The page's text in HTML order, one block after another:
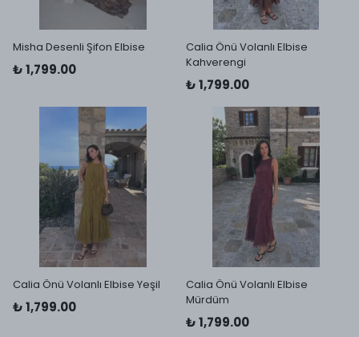
Misha Desenli Şifon Elbise
₺ 1,799.00
Calia Önü Volanlı Elbise
Kahverengi
₺ 1,799.00
Calia Önü Volanlı Elbise Yeşil
₺ 1,799.00
Calia Önü Volanlı Elbise
Mürdüm
₺ 1,799.00